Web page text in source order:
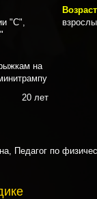
"С",
на
20 лет
Педагог по